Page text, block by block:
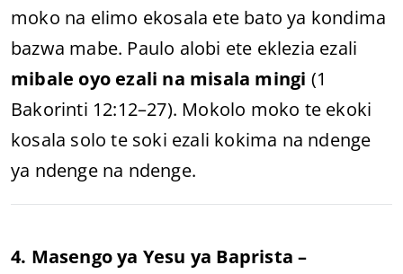
moko na elimo ekosala ete bato ya kondima
bazwa mabe. Paulo alobi ete eklezia ezali
mibale oyo ezali na misala mingi (1
Bakorinti 12:12–27). Mokolo moko te ekoki
kosala solo te soki ezali kokima na ndenge
ya ndenge na ndenge.
4. Masengo ya Yesu ya Baprista –